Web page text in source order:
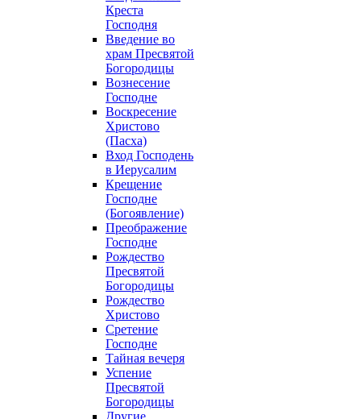
Креста
Господня
Введение во
храм Пресвятой
Богородицы
Вознесение
Господне
Воскресение
Христово
(Пасха)
Вход Господень
в Иерусалим
Крещение
Господне
(Богоявление)
Преображение
Господне
Рождество
Пресвятой
Богородицы
Рождество
Христово
Сретение
Господне
Тайная вечеря
Успение
Пресвятой
Богородицы
Другие